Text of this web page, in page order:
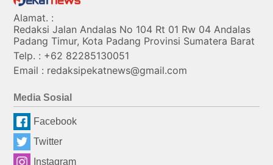
Alamat. :
Redaksi Jalan Andalas No 104 Rt 01 Rw 04 Andalas
Padang Timur, Kota Padang Provinsi Sumatera Barat
Telp. : +62 82285130051
Email : redaksipekatnews@gmail.com
Media Sosial
Facebook
Twitter
Instagram